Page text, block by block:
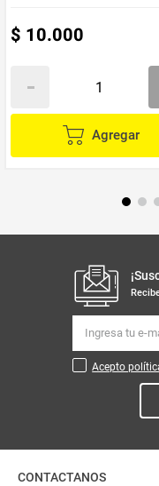
$ 10.000
Agregar
Acepto
CONTACTANOS